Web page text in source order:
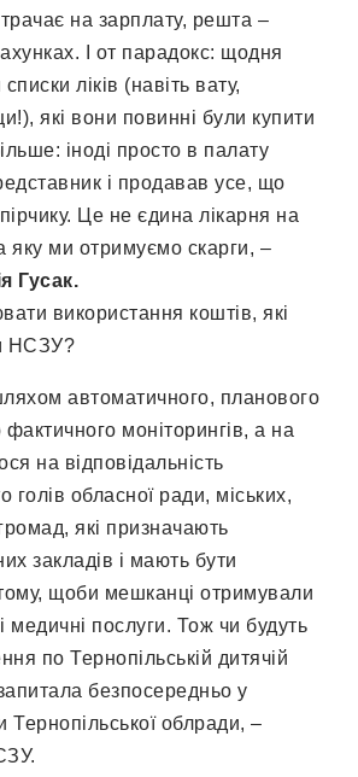
на зарплату, решта –
І от парадокс: щодня
ліків (навіть вату,
які вони повинні були купити
іноді просто в палату
і продавав усе, що
Це не єдина лікарня на
яку ми отримуємо скарги, –
Гусак.
використання коштів, які
НСЗУ?
автоматичного, планового
моніторингів, а на
на відповідальність
голів обласної ради, міських,
які призначають
закладів і мають бути
щоби мешканці отримували
медичні послуги. Тож чи будуть
по Тернопільській дитячій
запитала безпосередньо у
Тернопільської облради, –